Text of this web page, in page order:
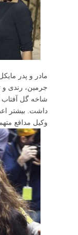
مادر و پدر
جرمین، رندی و
شاخه گل آفتاب
داشت. بیشتر
وکیل مدافع